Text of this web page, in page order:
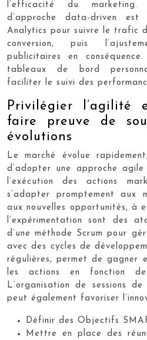
l’efficacité du marketing.
d’approche data-driven est
Analytics pour suivre le trafic
conversion, puis
publicitaires en
tableaux de bord
faciliter le suivi des
Privilégier l’agilité
faire preuve de
évolutions
Le marché évolue
d’adopter une approche
l’exécution des actions
s’adapter promptement aux
aux nouvelles opportunités, à
l’expérimentation sont des
d’une méthode Scrum pour
avec des cycles de
régulières, permet de gagner
les actions en fonction
L’organisation de sessions
peut également favoriser
Définir des Objectifs
Mettre en place des